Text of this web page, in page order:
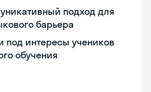
подход для
барьера
под интересы учеников
обучения